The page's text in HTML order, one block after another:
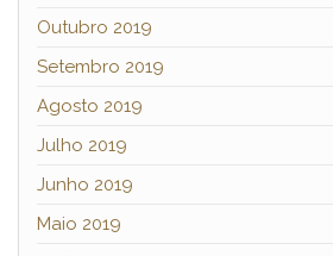
Outubro 2019
Setembro 2019
Agosto 2019
Julho 2019
Junho 2019
Maio 2019